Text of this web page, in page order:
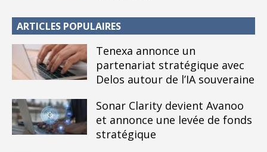
ARTICLES POPULAIRES
Tenexa annonce un
partenariat stratégique avec
Delos autour de l’IA souveraine
Sonar Clarity devient Avanoo
et annonce une levée de fonds
stratégique